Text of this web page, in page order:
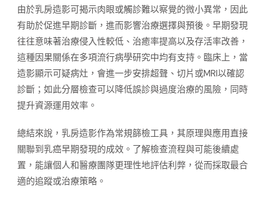
由於乳房造影可揭示肉眼或觸診難以察覺的微小異常，因此
有助於促進早期診斷，進而影響治療選擇與預後。早期發現
往往意味著治療侵入性較低、治癒率提高以及存活率改善，
這種因果關係在多項流行病學研究中均有支持。臨床上，當
造影顯示可疑病灶，會進一步安排超聲、切片或MRI以確認
診斷；如此分層檢查可以降低誤診與過度治療的風險，同時
提升資源運用效率。
總結來說，乳房造影作為常規篩檢工具，其原理與應用直接
關聯到乳癌早期發現的成效。了解檢查流程與可能後續處
置，能讓個人和醫療團隊更理性地評估利弊，從而採取最合
適的追蹤或治療策略。